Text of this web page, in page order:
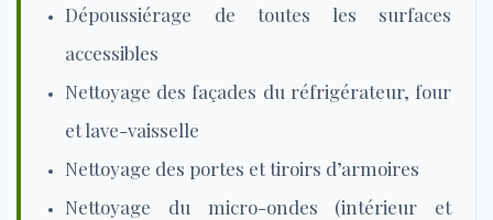
Dépoussiérage de toutes les surfaces
accessibles
Nettoyage des façades du réfrigérateur, four
et lave-vaisselle
Nettoyage des portes et tiroirs d’armoires
Nettoyage du micro-ondes (intérieur et